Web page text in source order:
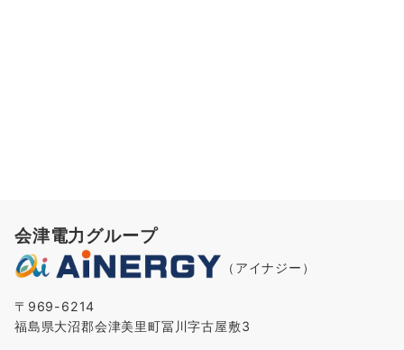
会津電力グループ
（アイナジー）
〒969-6214
福島県大沼郡会津美里町冨川字古屋敷3